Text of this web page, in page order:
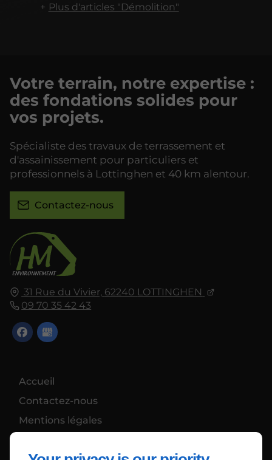
Plus d'articles "Démolition"
31 Rue du Vivier, 62240 LOTTINGHEN
09 70 35 42 43
Accueil
Contactez-nous
Mentions légales
Votre terrain, notre expertise :
des fondations solides pour
vos projets.
Spécialiste des travaux de terrassement et
d'assainissement pour particuliers et
professionnels à Lottinghen et 40 km alentour.
Contactez-nous